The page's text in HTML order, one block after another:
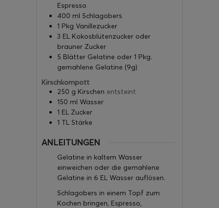
Espresso
400 ml Schlagobers
1 Pkg Vanillezucker
3 EL Kokosblütenzucker oder
brauner Zucker
5 Blätter Gelatine oder 1 Pkg.
gemahlene Gelatine (9g)
Kirschkompott
250 g Kirschen entsteint
150 ml Wasser
1 EL Zucker
1 TL Stärke
ANLEITUNGEN
Gelatine in kaltem Wasser
einweichen oder die gemahlene
Gelatine in 6 EL Wasser auflösen.
Schlagobers in einem Topf zum
Kochen bringen, Espresso,